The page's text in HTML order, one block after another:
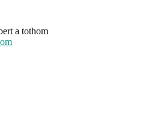
a tothom